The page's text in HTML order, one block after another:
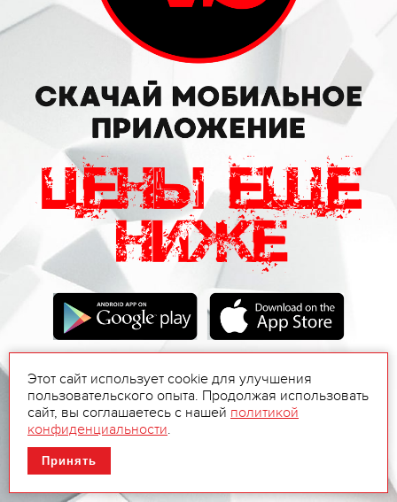
Этот сайт использует cookie для улучшения
пользовательского опыта. Продолжая использовать
сайт, вы соглашаетесь с нашей политикой
конфиденциальности.
Принять